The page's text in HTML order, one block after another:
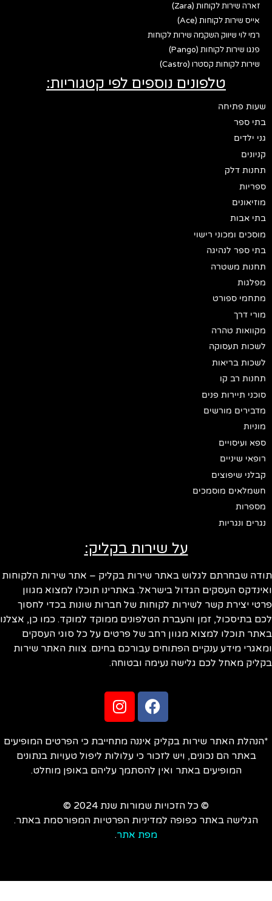
זארה שירות לקוחות (Zara)
אייס שירות לקוחות (Ace)
רמי לוי שיווק השקמה שירות לקוחות
פנגו שירות לקוחות (Pango)
שירות לקוחות קסטרו (Castro)
טלפונים נוספים לפי קטגוריות:
שעות פתיחה
בתי ספר
גני ילדים
קניונים
תחנות דלק
ספריות
מוזיאונים
בתי אבות
מוסכים ומכוני רישוי
בתי ספר לנהיגה
תחנות משטרה
מפלגות
מתחמי ספורט
מורי דרך
מקוואות טהרה
לשכות תעסוקה
לשכות בריאות
תחנות רב קו
סוכני תיירות פנים
מדבירים מורשים
מוניות
ספא ועיסויים
רופאי שיניים
קבלני שיפוצים
חשמלאים מוסמכים
מספרות
נגרים ונגריות
על שירות בקליק:
שבחרתם לגלוש באתר שירות בקליק – אתר שירות הלקוחות
העסקים הגדול בישראל. באתרינו תוכלו למצוא מגוון
יצירת קשר לשירות לקוחות של חברות שונות בכדי לחסוך
בתיסכול, זמן והעברת הטלפונים ממוקד למוקד. כמו כן, אצלנו
תוכלו למצוא מגוון רחב של פרטים על כל סוגי העסקים
מידע ענקיים הפתוחים עבורכם בחינם. צוות האתר שירות
מאחל לכם גלישה נעימה ובטוחה.
האתר שירות בקליק איננה מתחייבת כי הפרטים המופיעים
באתר הם נכונים, ויש לזכור כי עלולות ליפול טעויות בנתונים
המופיעים באתר ואין להסתמך עליהם באופן מוחלט.
© כל הזכויות שמורות שנת 2024 ©
הגלישה באתר כפופה למדיניות הפרטיות המפורסמת באתר.
מפת אתר.